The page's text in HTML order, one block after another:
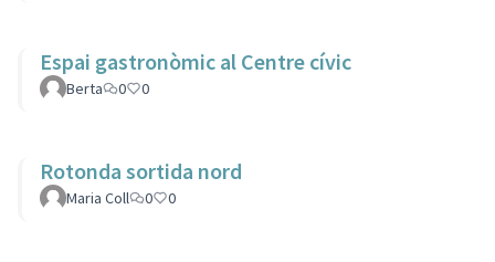
Espai gastronòmic al Centre cívic
Berta 0 0
Rotonda sortida nord
Maria Coll 0 0